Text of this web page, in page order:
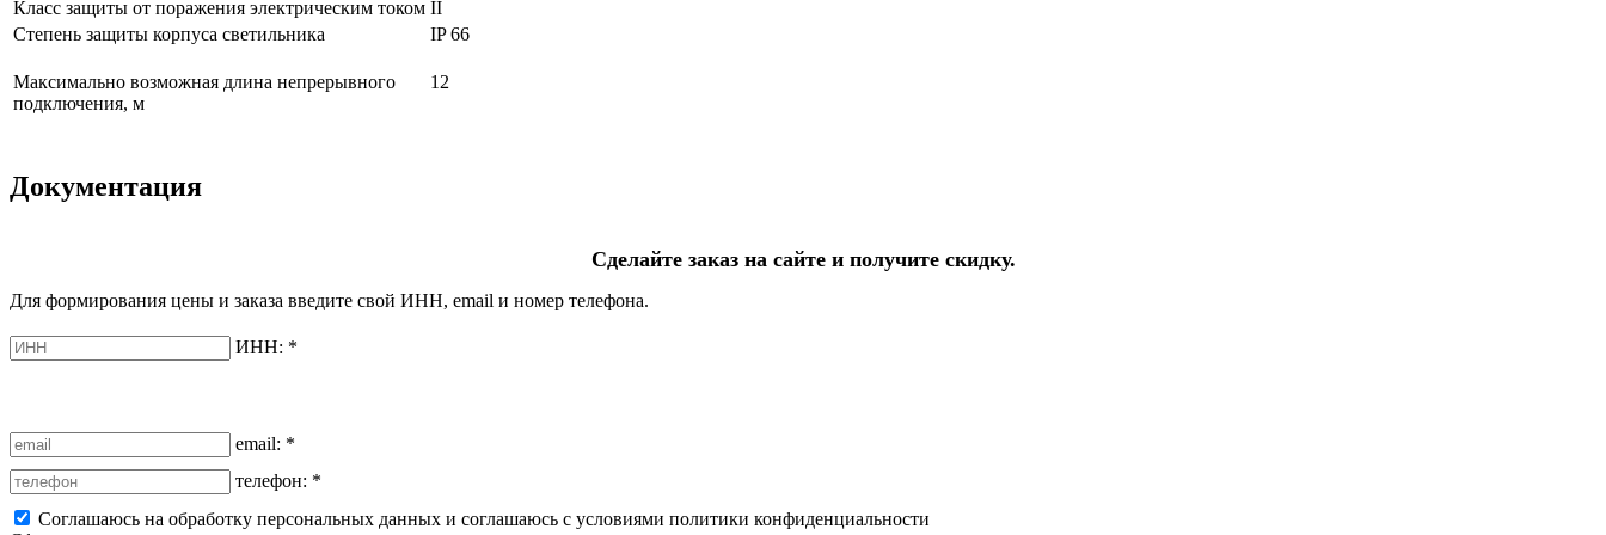
Класс защиты от поражения электрическим током II
Степень защиты корпуса светильника
IP 66
Максимально возможная длина непрерывного
подключения, м
12
Документация
Сделайте заказ на сайте и получите скидку.
Для формирования цены и заказа введите свой ИНН, email и номер телефона.
ИНН: *
email: *
телефон: *
Соглашаюсь на обработку персональных данных и соглашаюсь с условиями политики конфиденциальности